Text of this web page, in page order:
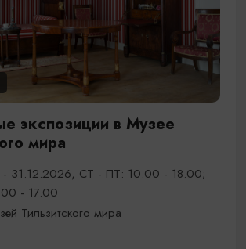
экспозиции в Музее
мира
31.12.2026, СТ - ПТ: 10.00 - 18.00;
- 17.00
Тильзитского мира